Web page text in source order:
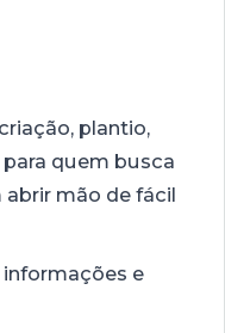
plantio,
quem busca
mão de fácil
e